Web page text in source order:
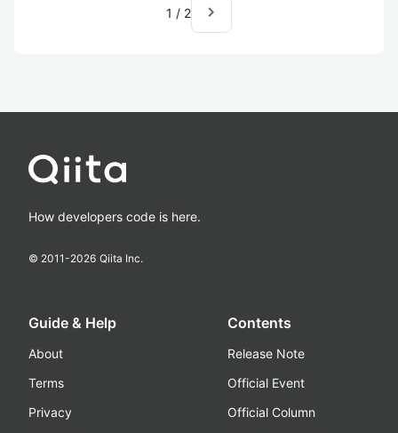
1 / 2 navigate_next
How developers code is here.
© 2011-2026 Qiita Inc.
Guide & Help
About
Terms
Privacy
Contents
Release Note
Official Event
Official Column